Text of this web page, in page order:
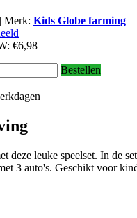
| Merk: Kids Globe farming
€6,98
Bestellen
deze leuke speelset. In de
3 auto's. Geschikt voor